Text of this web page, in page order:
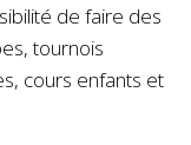
de faire des
tournois
cours enfants et